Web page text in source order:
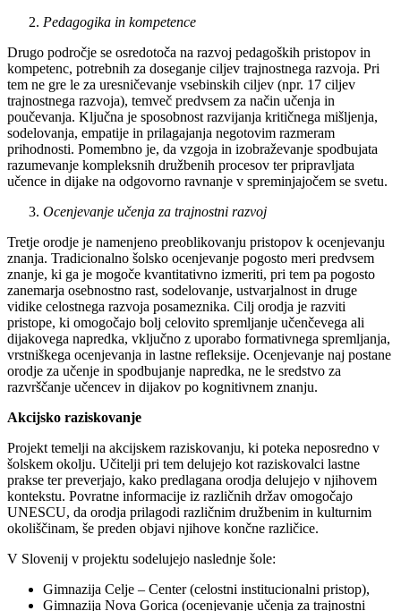
Pedagogika in kompetence
Drugo področje se osredotoča na razvoj pedagoških pristopov in
kompetenc, potrebnih za doseganje ciljev trajnostnega razvoja. Pri
tem ne gre le za uresničevanje vsebinskih ciljev (npr. 17 ciljev
trajnostnega razvoja), temveč predvsem za način učenja in
poučevanja. Ključna je sposobnost razvijanja kritičnega mišljenja,
sodelovanja, empatije in prilagajanja negotovim razmeram
prihodnosti. Pomembno je, da vzgoja in izobraževanje spodbujata
razumevanje kompleksnih družbenih procesov ter pripravljata
učence in dijake na odgovorno ravnanje v spreminjajočem se svetu.
Ocenjevanje učenja za trajnostni razvoj
Tretje orodje je namenjeno preoblikovanju pristopov k ocenjevanju
znanja. Tradicionalno šolsko ocenjevanje pogosto meri predvsem
znanje, ki ga je mogoče kvantitativno izmeriti, pri tem pa pogosto
zanemarja osebnostno rast, sodelovanje, ustvarjalnost in druge
vidike celostnega razvoja posameznika. Cilj orodja je razviti
pristope, ki omogočajo bolj celovito spremljanje učenčevega ali
dijakovega napredka, vključno z uporabo formativnega spremljanja,
vrstniškega ocenjevanja in lastne refleksije. Ocenjevanje naj postane
orodje za učenje in spodbujanje napredka, ne le sredstvo za
razvrščanje učencev in dijakov po kognitivnem znanju.
Akcijsko raziskovanje
Projekt temelji na akcijskem raziskovanju, ki poteka neposredno v
šolskem okolju. Učitelji pri tem delujejo kot raziskovalci lastne
prakse ter preverjajo, kako predlagana orodja delujejo v njihovem
kontekstu. Povratne informacije iz različnih držav omogočajo
UNESCU, da orodja prilagodi različnim družbenim in kulturnim
okoliščinam, še preden objavi njihove končne različice.
V Slovenij v projektu sodelujejo naslednje šole:
Gimnazija Celje – Center (celostni institucionalni pristop),
Gimnazija Nova Gorica (ocenjevanje učenja za trajnostni